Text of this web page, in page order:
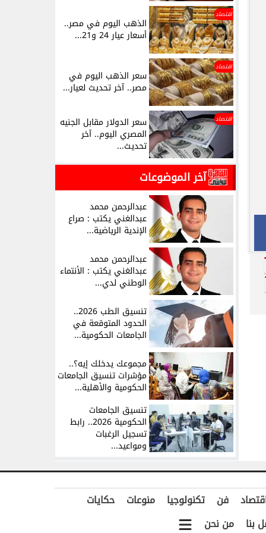
اقتصاد
الذهب اليوم في مصر..
أسعار عيار 24 و21...
اقتصاد
سعر الذهب اليوم في
مصر.. آخر تحديث لعيار...
اقتصاد سعر الدولار مقابل الجنيه
المصري اليوم.. آخر
تحديث...
آخر الموضوعات
عبدالرحمن محمد
عبدالغني يكتب : صراع
الإندية الرياضية...
عبدالرحمن محمد
عبدالغني يكتب : الأنتماء
الوطني لدي...
تنسيق الطب 2026..
الحدود المتوقعة في
الجامعات الحكومية...
مجموعك يدخلك إيه؟..
مؤشرات تنسيق الجامعات
الحكومية والأهلية...
تنسيق الجامعات
الحكومية 2026.. رابط
تسجيل الرغبات
ومواعيد...
فن تكنولوجيا منوعات
حكايات
بنا من نحن